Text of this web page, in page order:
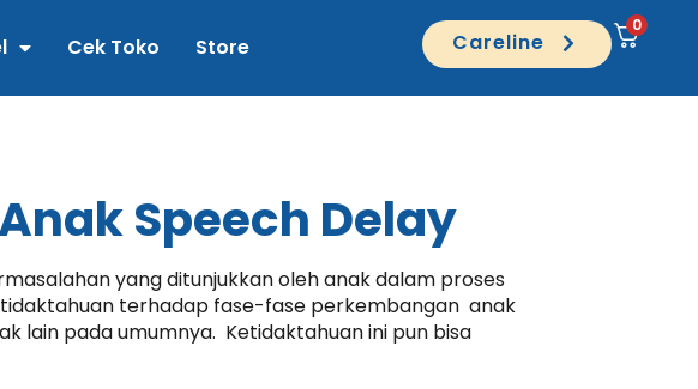
Cek Toko Store Careline
0
Speech Delay
yang ditunjukkan oleh anak dalam proses
terhadap fase-fase perkembangan anak
lain pada umumnya. Ketidaktahuan ini pun bisa